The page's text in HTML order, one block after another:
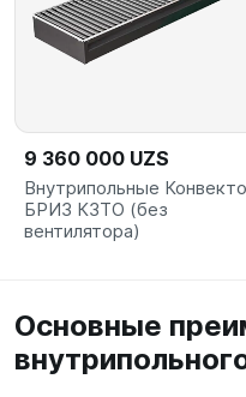
9 360 000 UZS
Внутрипольные
БРИЗ КЗТО (без
вентилятора)
Основные